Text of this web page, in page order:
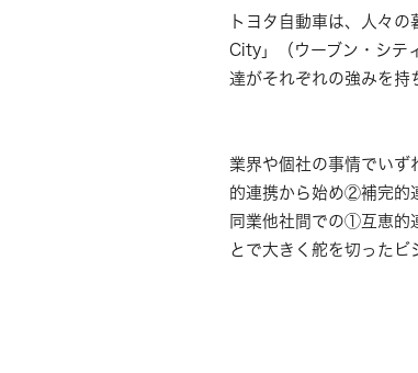
トヨタ自動車は、人々
City」（ウーブン・シテ
達がそれぞれの強みを持
業界や個社の事情でいず
的連携から始め②補完的
同業他社間での①互恵的
とで大きく舵を切ったビ